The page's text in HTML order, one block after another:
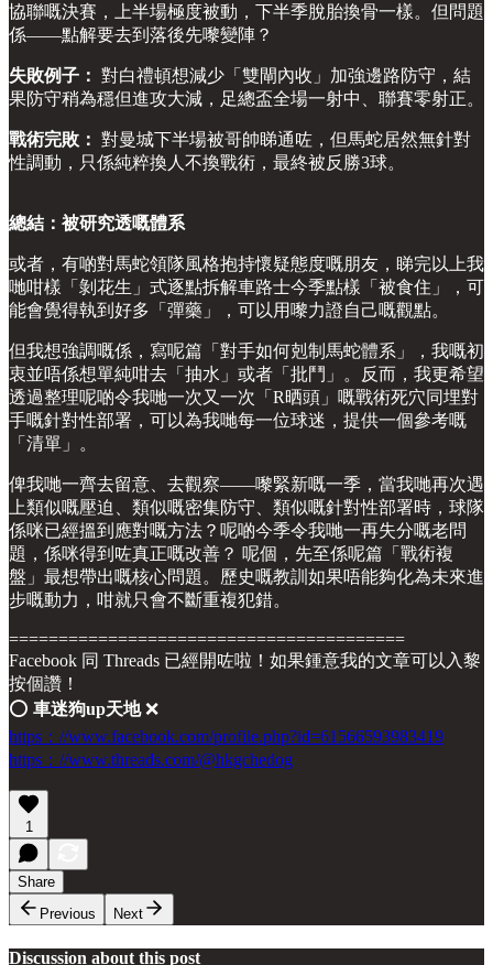
協聯嘅決賽，上半場極度被動，下半季脫胎換骨一樣。但問題
係——點解要去到落後先嚟變陣？
失敗例子： 對白禮頓想減少「雙閘內收」加強邊路防守，結
果防守稍為穩但進攻大減，足總盃全場一射中、聯賽零射正。
戰術完敗： 對曼城下半場被哥帥睇通咗，但馬蛇居然無針對
性調動，只係純粹換人不換戰術，最終被反勝3球。
總結：被研究透嘅體系
或者，有啲對馬蛇領隊風格抱持懷疑態度嘅朋友，睇完以上我
哋咁樣「剝花生」式逐點拆解車路士今季點樣「被食住」，可
能會覺得執到好多「彈藥」，可以用嚟力證自己嘅觀點。
但我想強調嘅係，寫呢篇「對手如何剋制馬蛇體系」，我嘅初
衷並唔係想單純咁去「抽水」或者「批鬥」。反而，我更希望
透過整理呢啲令我哋一次又一次「R晒頭」嘅戰術死穴同埋對
手嘅針對性部署，可以為我哋每一位球迷，提供一個參考嘅
「清單」。
俾我哋一齊去留意、去觀察——嚟緊新嘅一季，當我哋再次遇
上類似嘅壓迫、類似嘅密集防守、類似嘅針對性部署時，球隊
係咪已經搵到應對嘅方法？呢啲今季令我哋一再失分嘅老問
題，係咪得到咗真正嘅改善？ 呢個，先至係呢篇「戰術複
盤」最想帶出嘅核心問題。歷史嘅教訓如果唔能夠化為未來進
步嘅動力，咁就只會不斷重複犯錯。
========================================
Facebook 同 Threads 已經開咗啦！如果鍾意我的文章可以入黎
按個讚！
⭕️ 車迷狗up天地❌
https：//www.facebook.com/profile.php?id=61566593983419
https：//www.threads.com/@hkgchedog
1
Share
Previous
Next
Discussion about this post